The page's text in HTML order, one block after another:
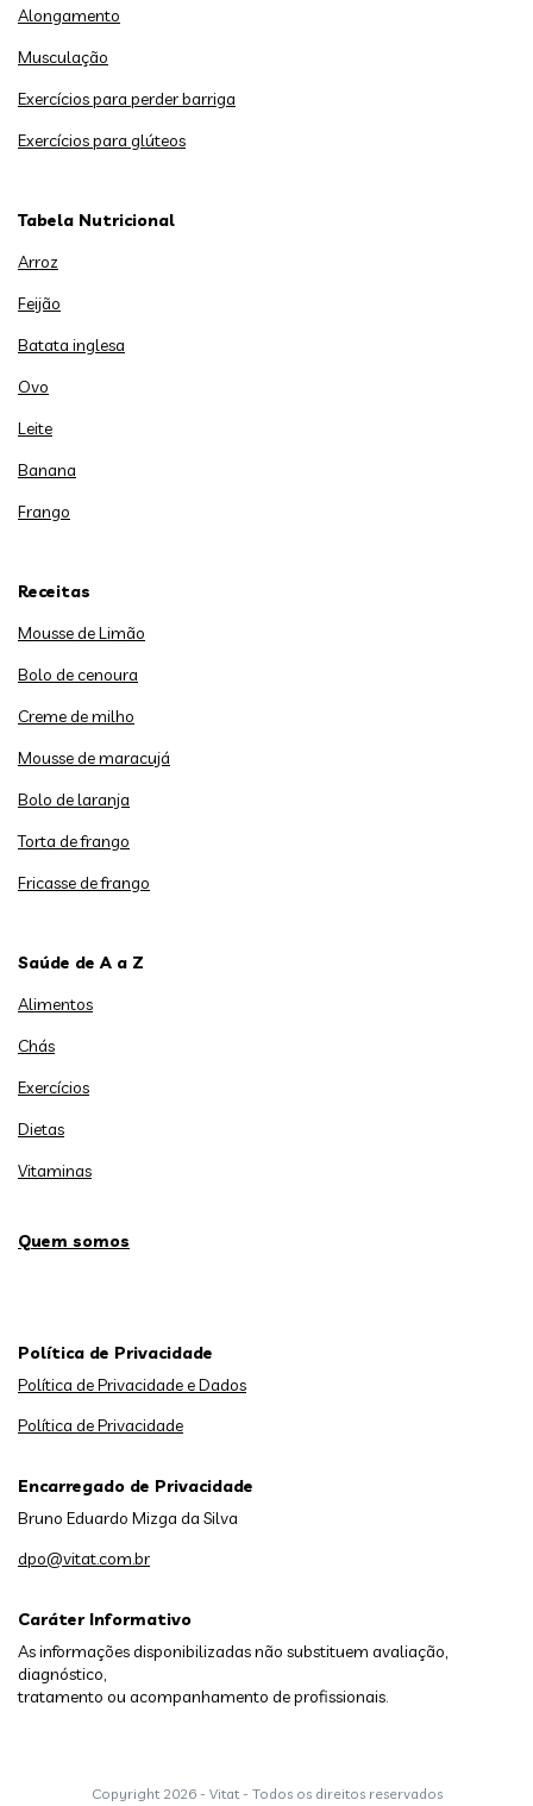
Alongamento
Musculação
Exercícios para perder barriga
Exercícios para glúteos
Tabela Nutricional
Arroz
Feijão
Batata inglesa
Ovo
Leite
Banana
Frango
Receitas
Mousse de Limão
Bolo de cenoura
Creme de milho
Mousse de maracujá
Bolo de laranja
Torta de frango
Fricasse de frango
Saúde de A a Z
Alimentos
Chás
Exercícios
Dietas
Vitaminas
Quem somos
Caráter Informativo
As informações disponibilizadas não substituem avaliação,
diagnóstico,
tratamento ou acompanhamento de profissionais.
Política de Privacidade
Política de Privacidade e Dados
Política de Privacidade
Encarregado de Privacidade
Bruno Eduardo Mizga da Silva
dpo@vitat.com.br
Copyright 2026 - Vitat - Todos os direitos reservados